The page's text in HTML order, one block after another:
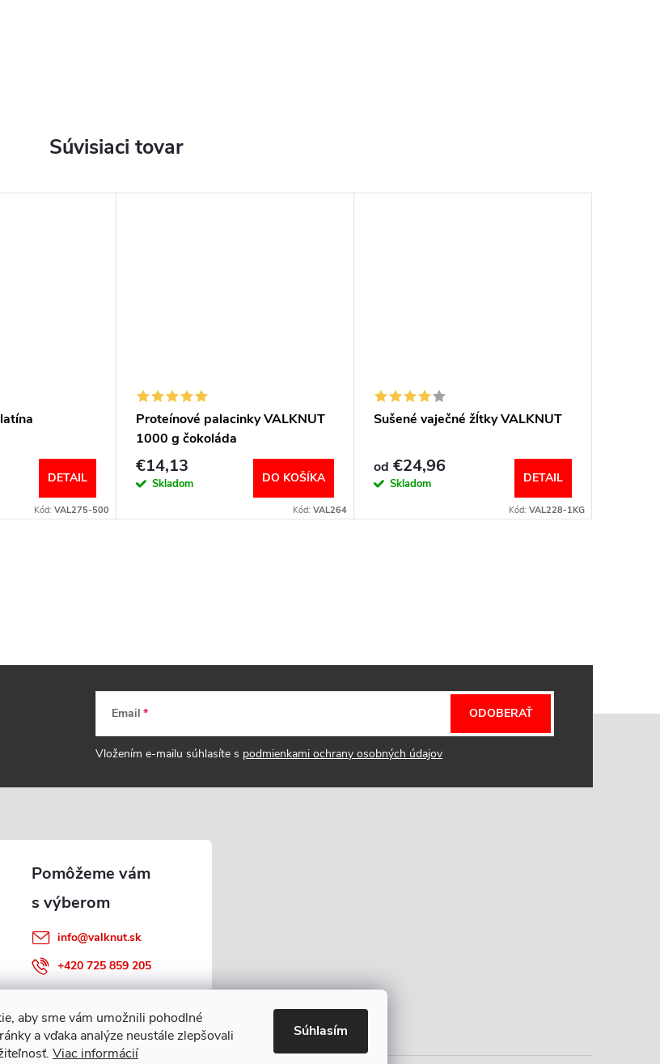
aby sme vám umožnili pohodlné
a vďaka analýze neustále zlepšovali
Viac informácií
Súhlasím
Súvisiaci tovar
DETAIL
Kód: VAL275-500
Proteínové palacinky VALKNUT
1000 g čokoláda
€14,13
Skladom DO KOŠÍKA
Kód: VAL264
Sušené vaječné žĺtky VALKNUT
od €24,96
Skladom DETAIL
Kód: VAL228-1KG
Email
Vložením e-mailu súhlasíte s podmienkami ochrany osobných údajov
ODOBERAŤ
info@valknut.sk
+420 725 859 205